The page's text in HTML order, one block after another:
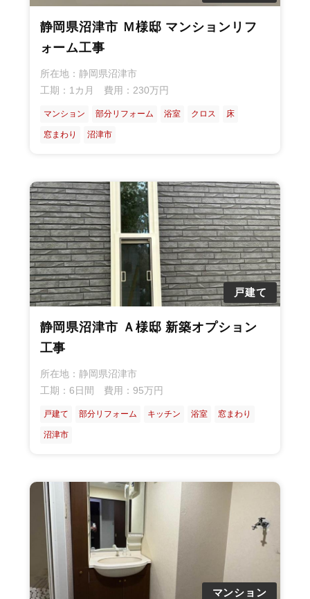
静岡県沼津市 Ｍ様邸 マンションリフ
ォーム工事
所在地：静岡県沼津市
工期：1カ月 費用：230万円
マンション 部分リフォーム 浴室 クロス 床
窓まわり 沼津市
戸建て
静岡県沼津市 Ａ様邸 新築オプション
工事
所在地：静岡県沼津市
工期：6日間 費用：95万円
戸建て 部分リフォーム キッチン 浴室 窓まわり
沼津市
マンション